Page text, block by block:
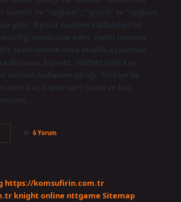
isimdir ve “sağlam”, “güçlü” ve “sağlam
gelir. Ayrıca nadiren kullanılan bir
sembolize eder. Nahit isminin
şeyin nitelik veya nicelik açısından
durumu, kıymet. Nüzhet ismi kaç
isminin kullanım sıklığı: Türkiye’de
ismi kaç kişide var? Güzel ve hoş
6 Yorum
https://komsufirin.com.tr
knight online nttgame Sitemap